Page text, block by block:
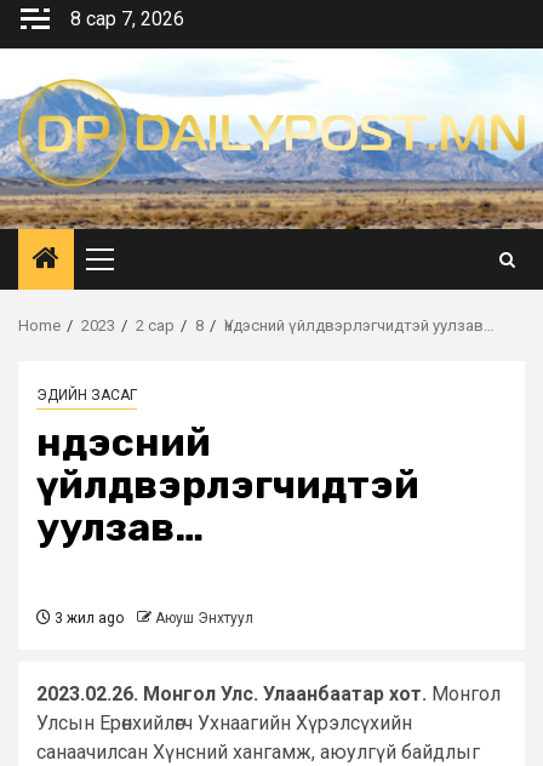
Skip
8 сар 7, 2026
Primary
Menu
Home 2023 2 сар 8 Үндэсний үйлдвэрлэгчидтэй уулзав…
ЭДИЙН ЗАСАГ
Үндэсний
үйлдвэрлэгчидтэй
уулзав…
3 жил ago Аюуш Энхтуул
2023.02.26. Монгол Улс. Улаанбаатар хот. Монгол
Улсын Ерөнхийлөгч Ухнаагийн Хүрэлсүхийн
санаачилсан Хүнсний хангамж, аюулгүй байдлыг